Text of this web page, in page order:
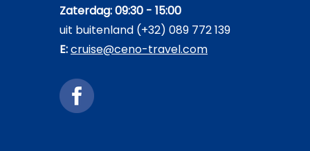
Zaterdag: 09:30 - 15:00
uit buitenland (+32) 089 772 139
E:cruise@ceno-travel.com